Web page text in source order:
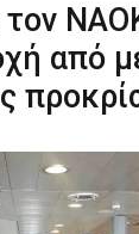
τον
από